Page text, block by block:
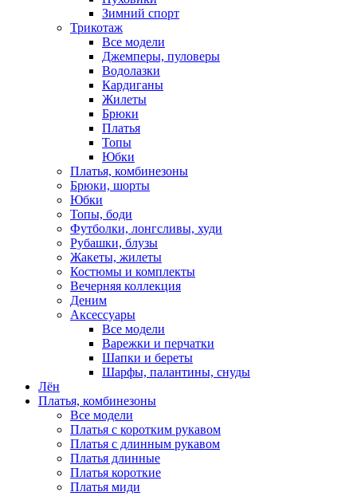
Зимний спорт
Трикотаж
Все модели
Джемперы, пуловеры
Водолазки
Кардиганы
Жилеты
Брюки
Платья
Топы
Юбки
Платья, комбинезоны
Брюки, шорты
Юбки
Топы, боди
Футболки, лонгсливы, худи
Рубашки, блузы
Жакеты, жилеты
Костюмы и комплекты
Вечерняя коллекция
Деним
Аксессуары
Все модели
Варежки и перчатки
Шапки и береты
Шарфы, палантины, снуды
Лён
Платья, комбинезоны
Все модели
Платья с коротким рукавом
Платья с длинным рукавом
Платья длинные
Платья короткие
Платья миди